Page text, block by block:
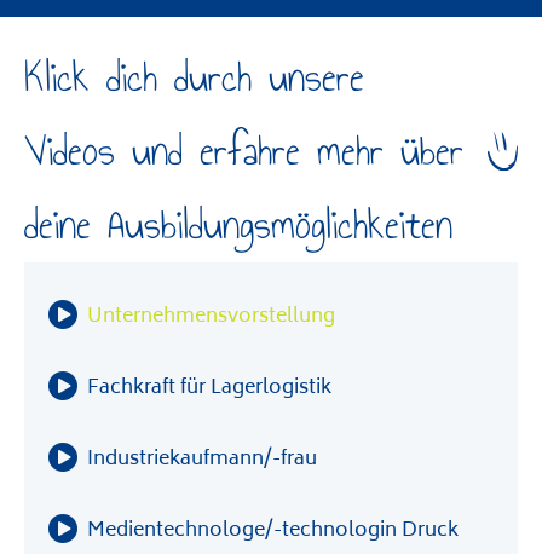
Klick dich durch unsere
Videos und erfahre mehr über
deine Ausbildungsmöglichkeiten
Unternehmensvorstellung
Fachkraft für Lagerlogistik
Industriekaufmann/-frau
Medientechnologe/-technologin Druck